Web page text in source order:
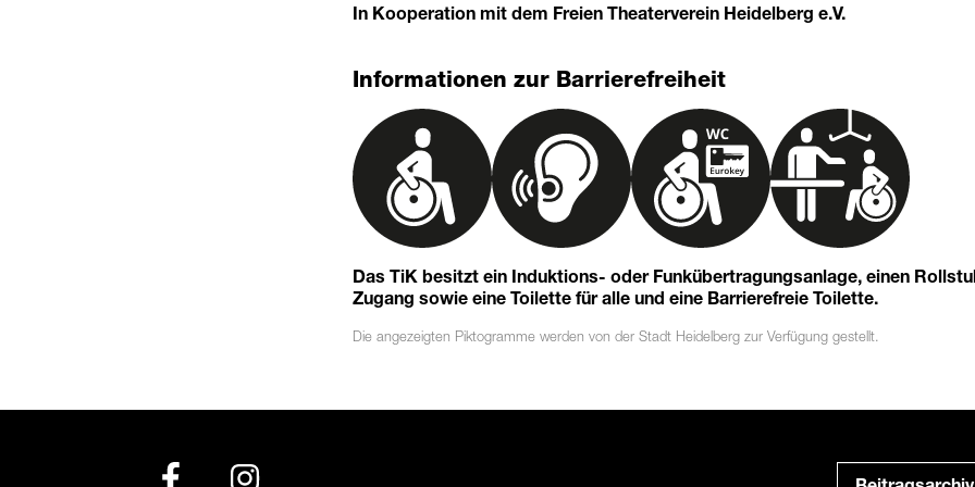
In Kooperation mit dem Freien Theaterverein Heidelberg e.V.
Informationen zur Barrierefreiheit
Das TiK besitzt ein Induktions- oder Funkübertragungsanlage, einen
Zugang sowie eine Toilette für alle und eine Barrierefreie Toilette.
Die angezeigten Piktogramme werden von der Stadt Heidelberg zur Verfügung gestellt.